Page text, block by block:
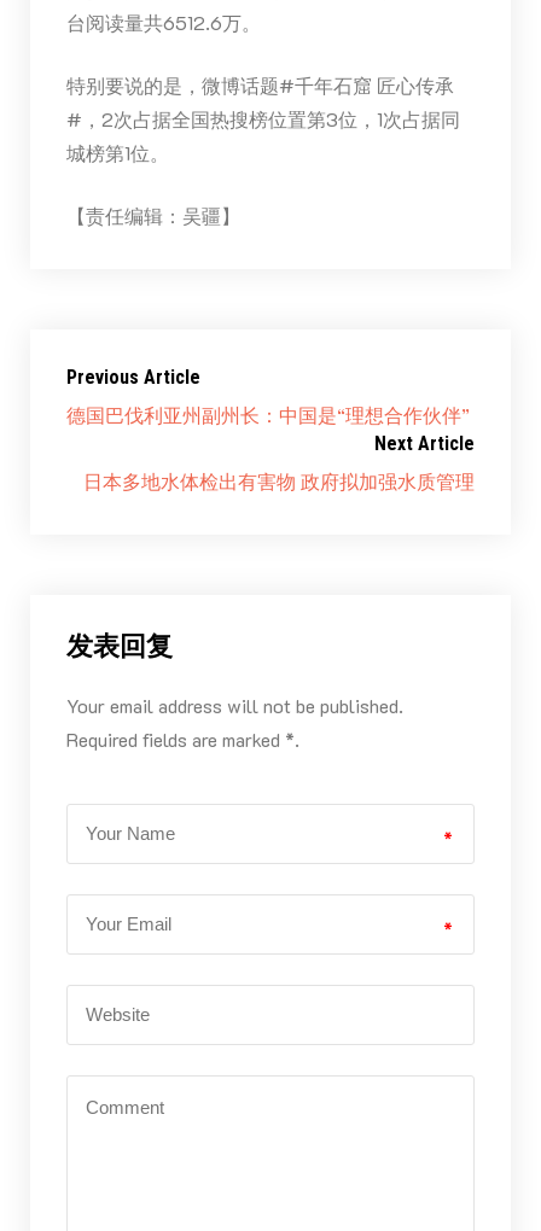
台阅读量共6512.6万。
特别要说的是，微博话题#千年石窟 匠心传承
#，2次占据全国热搜榜位置第3位，1次占据同
城榜第1位。
【责任编辑：吴疆】
Previous Article
德国巴伐利亚州副州长：中国是“理想合作伙伴”
Next Article
日本多地水体检出有害物 政府拟加强水质管理
发表回复
Your email address will not be published.
Required fields are marked *.
*
*